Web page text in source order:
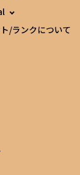
/ランクについて